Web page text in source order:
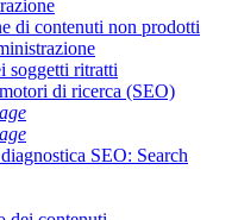
di contenuti non prodotti
soggetti ritratti
di ricerca (SEO)
SEO: Search